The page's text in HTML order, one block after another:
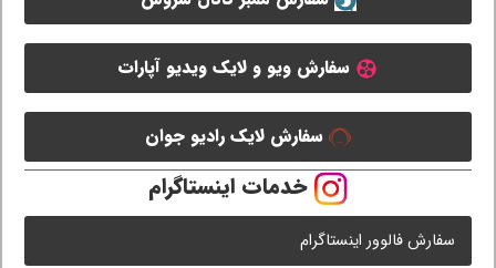
سفارش ویو و لایک ویدیو آپارات
سفارش لایک رادیو جوان
خدمات اینستاگرام
سفارش فالوور اینستاگرام